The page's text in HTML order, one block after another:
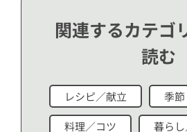
関連するカテゴ
読む
レシピ／献立 季節
料理／コツ 暮ら